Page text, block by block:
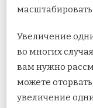
Увеличение
во многих
вам нужно
можете
увеличение